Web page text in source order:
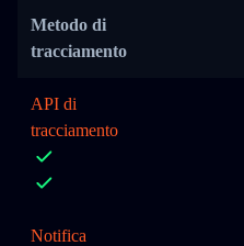
Metodo di
tracciamento
API di
tracciamento
Notifica